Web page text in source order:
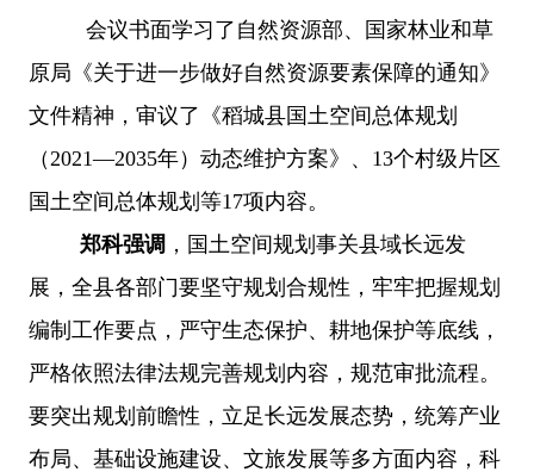
会议书面学习了自然资源部、国家林业和草
原局《关于进一步做好自然资源要素保障的通知》
文件精神，审议了《稻城县国土空间总体规划
（ 2021—2035年）动态维护方案》、13个村级片区
国土空间总体规划等17项内容。
郑科强调 ，国土空间规划事关县域长远发
展，全县各部门要坚守规划合规性，牢牢把握规划
编制工作要点，严守生态保护、耕地保护等底线，
严格依照法律法规完善规划内容，规范审批流程。
要突出规划前瞻性，立足长远发展态势，统筹产业
布局、基础设施建设、文旅发展等多方面内容，科